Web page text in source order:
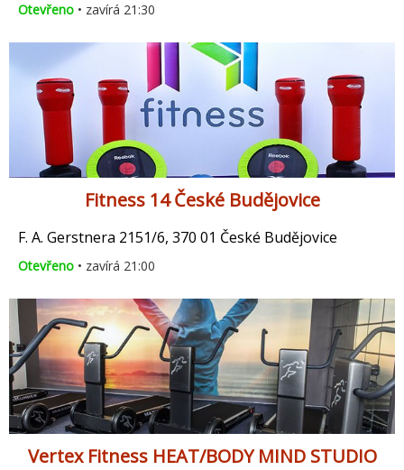
Otevřeno • zavírá 21:30
Fitness 14 České Budějovice
F. A. Gerstnera 2151/6, 370 01 České Budějovice
Otevřeno • zavírá 21:00
Vertex Fitness HEAT/BODY MIND STUDIO